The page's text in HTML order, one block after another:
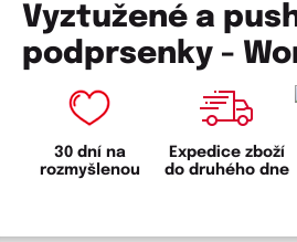
Vyztužené a
podprsenky -
30 dní na
rozmyšlenou
Expedice zboží
do druhého dne